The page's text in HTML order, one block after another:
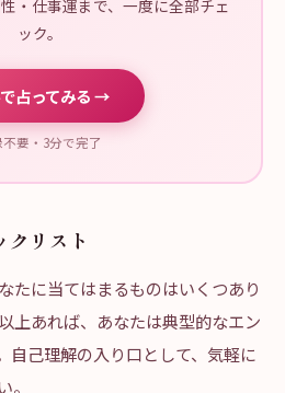
・仕事運まで、一度に全部チェ
ック。
占ってみる →
要・3分で完了
リスト
たに当てはまるものはいくつあり
上あれば、あなたは典型的なエン
自己理解の入り口として、気軽に
。